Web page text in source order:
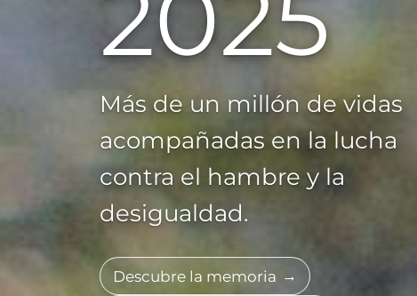
Más de un millón de vidas
acompañadas en la lucha
contra el hambre y la
desigualdad.
Descubre la memoria